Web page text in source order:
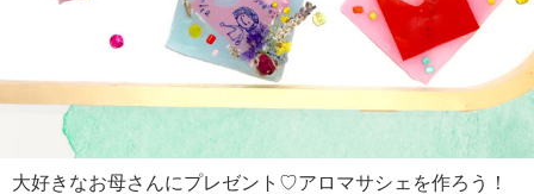
大好きなお母さんにプレゼント♡アロマサシェを作ろう！